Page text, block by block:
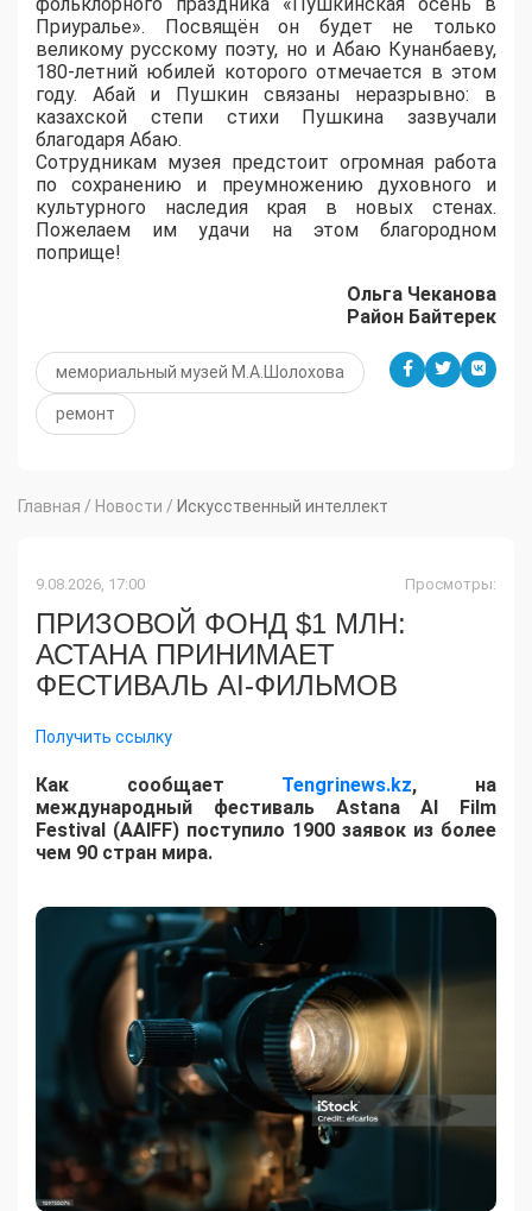
Приуралье». Посвящён он будет не только
великому русскому поэту, но и Абаю Кунанбаеву,
180-летний юбилей которого отмечается в этом
году. Абай и Пушкин связаны неразрывно: в
казахской степи стихи Пушкина зазвучали
благодаря Абаю.
Сотрудникам музея предстоит огромная работа
по сохранению и преумножению духовного и
культурного наследия края в новых стенах.
Пожелаем им удачи на этом благородном
поприще!
Ольга Чеканова
Район Байтерек
мемориальный музей М.А.Шолохова
ремонт
Главная / Новости / Искусственный интеллект
9.08.2026, 17:00 Просмотры:
ПРИЗОВОЙ ФОНД $1 МЛН:
АСТАНА ПРИНИМАЕТ
ФЕСТИВАЛЬ AI-ФИЛЬМОВ
Получить ссылку
Как сообщает Tengrinews.kz, на
международный фестиваль Astana AI Film
Festival (AAIFF) поступило 1900 заявок из более
чем 90 стран мира.